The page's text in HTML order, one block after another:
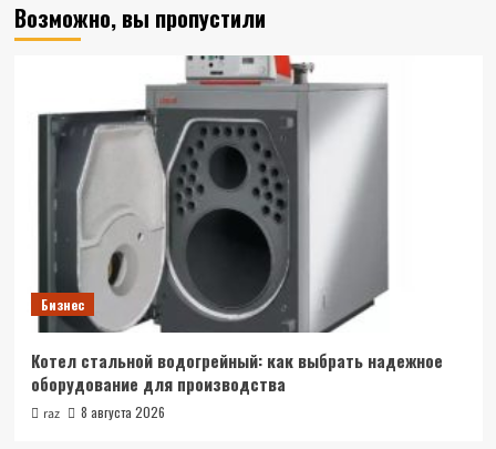
Возможно, вы пропустили
Бизнес
Котел стальной водогрейный: как выбрать надежное
оборудование для производства
raz 8 августа 2026